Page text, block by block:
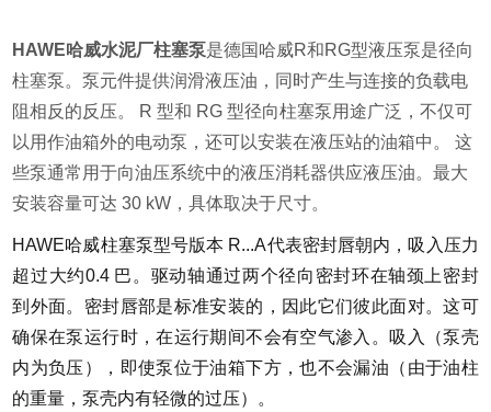
HAWE哈威水泥厂柱塞泵是德国哈威R和RG型液压泵是径向
柱塞泵。泵元件提供润滑液压油，同时产生与连接的负载电
阻相反的反压。 R 型和 RG 型径向柱塞泵用途广泛，不仅可
以用作油箱外的电动泵，还可以安装在液压站的油箱中。 这
些泵通常用于向油压系统中的液压消耗器供应液压油。最大
安装容量可达 30 kW，具体取决于尺寸。
HAWE哈威柱塞泵型号版本 R...A代表密封唇朝内，吸入压力
超过大约0.4 巴。驱动轴通过两个径向密封环在轴颈上密封
到外面。密封唇部是标准安装的，因此它们彼此面对。这可
确保在泵运行时，在运行期间不会有空气渗入。吸入（泵壳
内为负压），即使泵位于油箱下方，也不会漏油（由于油柱
的重量，泵壳内有轻微的过压）。